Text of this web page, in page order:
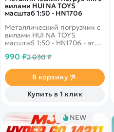
вилами HUI NA TOYS
масштаб 1:50 - HN1706
Металлический погрузчик с
вилами HUI NA TOYS
масштаб 1:50 - HN1706 - это
компании Hui Na Toys в
имеет реалистичный
дизайн, благодаря которому
ничем не отличается от
настоящего.
990 ₽2 030 ₽
В корзину
Купить в 1 клик
NEW